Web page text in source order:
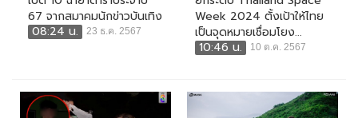
67 จากสมาคมนักข่าวบันเทิง
08:24 น.
23 ธ.ค. 2567
Week 2024 ตั้งเป้าให้ไทย
เป็นจุดหมายเชื่อมโยง...
10:46 น.
10 ต.ค. 2567